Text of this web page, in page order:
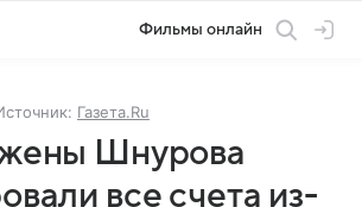
Фильмы онлайн
Газета.Ru
Шнурова
все счета из-